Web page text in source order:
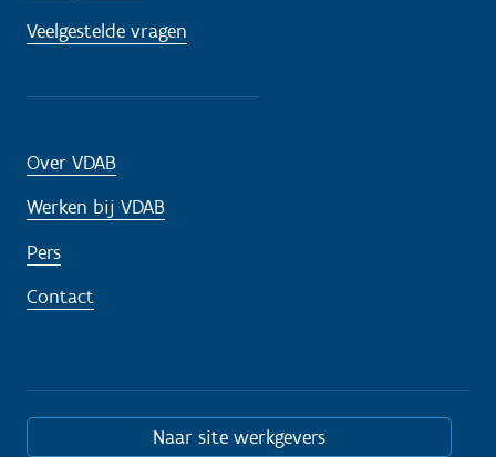
Veelgestelde vragen
Over VDAB
Werken bij VDAB
Pers
Contact
Naar site werkgevers